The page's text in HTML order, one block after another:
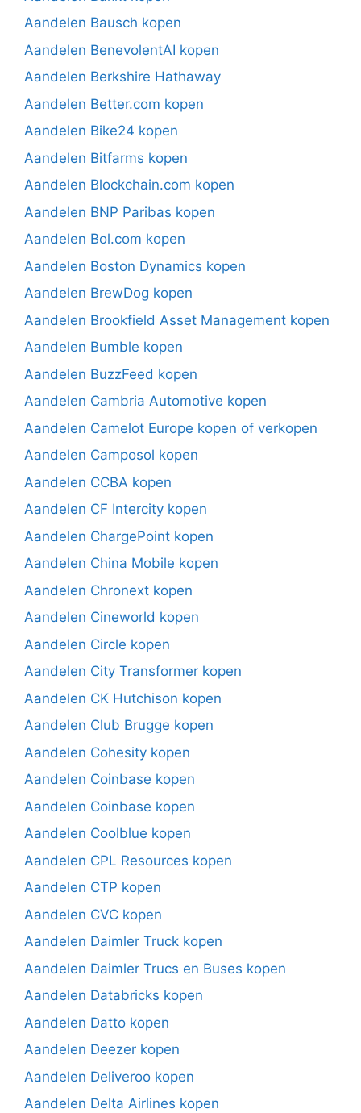
Aandelen Bausch kopen
Aandelen BenevolentAI kopen
Aandelen Berkshire Hathaway
Aandelen Better.com kopen
Aandelen Bike24 kopen
Aandelen Bitfarms kopen
Aandelen Blockchain.com kopen
Aandelen BNP Paribas kopen
Aandelen Bol.com kopen
Aandelen Boston Dynamics kopen
Aandelen BrewDog kopen
Aandelen Brookfield Asset Management kopen
Aandelen Bumble kopen
Aandelen BuzzFeed kopen
Aandelen Cambria Automotive kopen
Aandelen Camelot Europe kopen of verkopen
Aandelen Camposol kopen
Aandelen CCBA kopen
Aandelen CF Intercity kopen
Aandelen ChargePoint kopen
Aandelen China Mobile kopen
Aandelen Chronext kopen
Aandelen Cineworld kopen
Aandelen Circle kopen
Aandelen City Transformer kopen
Aandelen CK Hutchison kopen
Aandelen Club Brugge kopen
Aandelen Cohesity kopen
Aandelen Coinbase kopen
Aandelen Coinbase kopen
Aandelen Coolblue kopen
Aandelen CPL Resources kopen
Aandelen CTP kopen
Aandelen CVC kopen
Aandelen Daimler Truck kopen
Aandelen Daimler Trucs en Buses kopen
Aandelen Databricks kopen
Aandelen Datto kopen
Aandelen Deezer kopen
Aandelen Deliveroo kopen
Aandelen Delta Airlines kopen